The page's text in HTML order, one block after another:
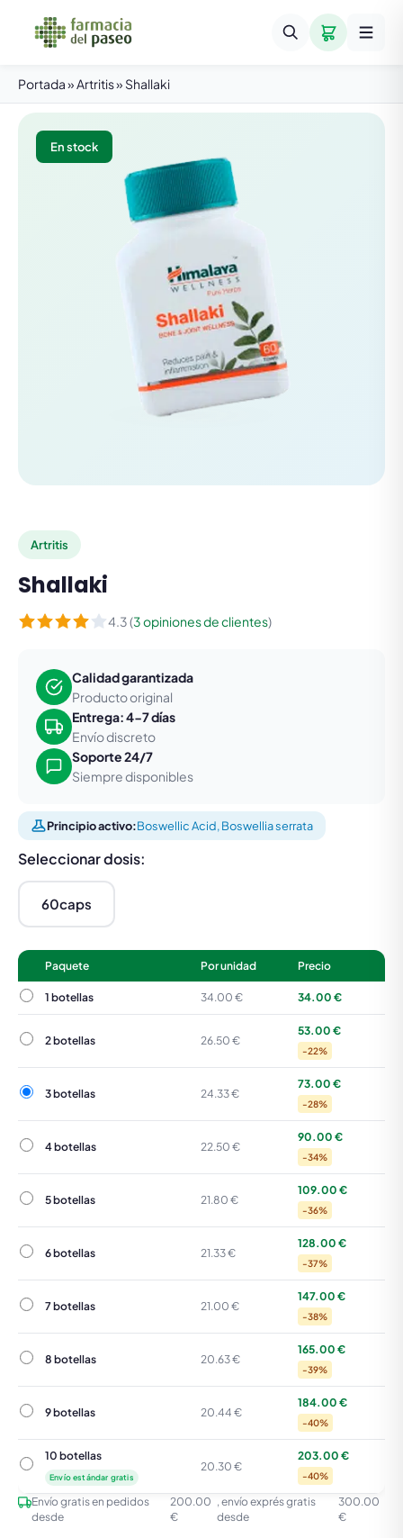
Portada»Artritis» Shallaki
En stock
Artritis
Shallaki
4.3 (3 opiniones de clientes)
Calidad garantizada
Producto original
Entrega: 4-7 días
Envío discreto
Soporte 24/7
Siempre disponibles
Principio activo:Boswellic Acid, Boswellia serrata
Seleccionar dosis:
60caps
Paquete Por unidad Precio
1 botellas1 botellas 34.00 € 34.00 €
2 botellas2 botellas 26.50 €
53.00 €
-22%
3 botellas3 botellas 24.33 €
73.00 €
-28%
4 botellas4 botellas 22.50 €
90.00 €
-34%
5 botellas5 botellas 21.80 €
109.00 €
-36%
6 botellas6 botellas 21.33 €
128.00 €
-37%
7 botellas7 botellas 21.00 €
147.00 €
-38%
8 botellas8 botellas 20.63 €
165.00 €
-39%
9 botellas9 botellas 20.44 €
184.00 €
-40%
10 botellas
10 botellas
Envío estándar gratis
20.30 €
203.00 €
-40%
Envío gratis en pedidos
desde
200.00
€
, envío exprés gratis
desde
300.00
€